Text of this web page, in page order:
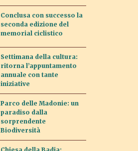
Conclusa con successo la
seconda edizione del
memorial ciclistico
Settimana della cultura:
ritorna l’appuntamento
annuale con tante
iniziative
Parco delle Madonie: un
paradiso dalla
sorprendente
Biodiversità